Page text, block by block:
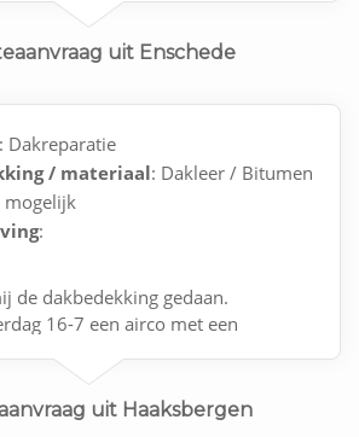
uit Enschede
: Dakreparatie
/ materiaal: Dakleer / Bitumen
mogelijk
:
de dakbedekking gedaan.
16-7 een airco met een
dicht kunnen maken?
uit Haaksbergen